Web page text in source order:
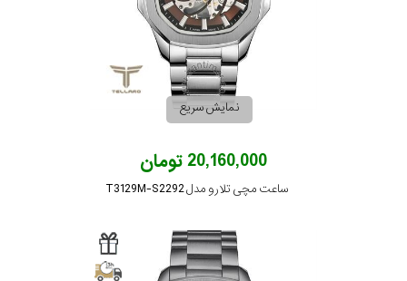
نمایش سریع
20,160,000 تومان
ساعت مچی تلارو مدل T3129M-S2292